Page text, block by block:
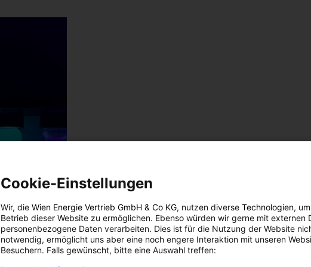
Cookie-Einstellungen
Wir, die Wien Energie Vertrieb GmbH & Co KG, nutzen diverse Technologien,
Betrieb dieser Website zu ermöglichen. Ebenso würden wir gerne mit externen
personenbezogene Daten verarbeiten. Dies ist für die Nutzung der Website
notwendig, ermöglicht uns aber eine noch engere Interaktion mit unseren
Besuchern. Falls gewünscht, bitte eine Auswahl treffen: